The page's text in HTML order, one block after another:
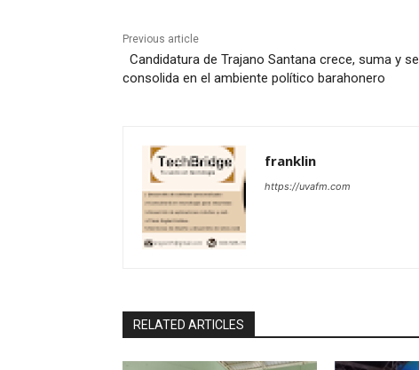
Previous article
Candidatura de Trajano Santana crece, suma y se
consolida en el ambiente político barahonero
franklin
https://uvafm.com
RELATED ARTICLES